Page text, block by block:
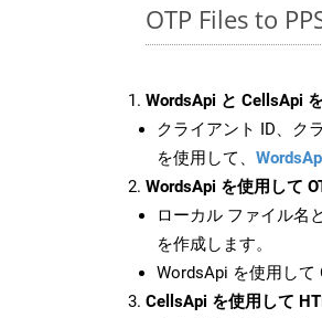
OTP Files to
WordsApi と CellsApi
クライアント ID、ク
を使用して、
WordsApi を使用して
ローカル ファイル名
を作成します。
WordsApi を使用して
CellsApi を使用して